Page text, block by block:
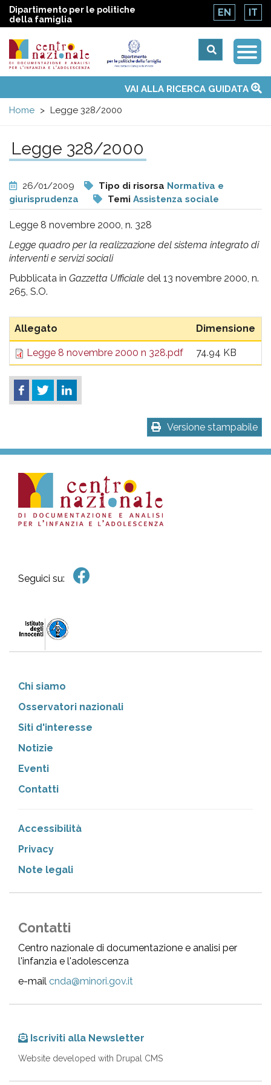
Dipartimento per le politiche
della famiglia
EN IT
Centro
nazionale
di
Documentazione
e
analisi
pr
l'infanzia
e
l'adolescenza
menu
Temi
Attività
Convenzione ONUVAI ALLA RICERCA GUIDATA
Home
Legge 328/2000
Legge 328/2000
26/01/2009 Tipo di risorsa Normativa e
giurisprudenza
Temi Assistenza sociale
Legge 8 novembre 2000, n. 328
Legge quadro per la realizzazione del sistema integrato di
interventi e servizi sociali
Pubblicata in Gazzetta Ufficiale del 13 novembre 2000, n.
265, S.O.
Allegato Dimensione
Legge 8 novembre 2000 n 328.pdf 74.94 KB
Versione stampabile
Seguici su:
Chi siamo
Osservatori nazionali
Siti d'interesse
Notizie
Eventi
Contatti
Accessibilità
Privacy
Note legali
Contatti
Centro nazionale di documentazione e analisi per
l'infanzia e l'adolescenza
e-mail cnda@minori.gov.it
Iscriviti alla Newsletter
Website developed with Drupal CMS